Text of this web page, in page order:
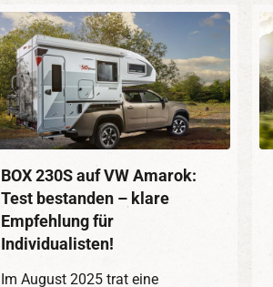
BOX 230S auf VW Amarok:
Test bestanden – klare
Empfehlung für
Individualisten!
Im August 2025 trat eine